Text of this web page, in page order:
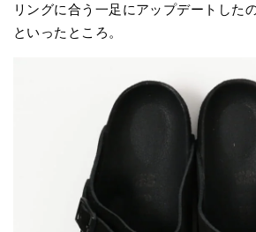
リングに合う⼀⾜にアップデートした
といったところ。